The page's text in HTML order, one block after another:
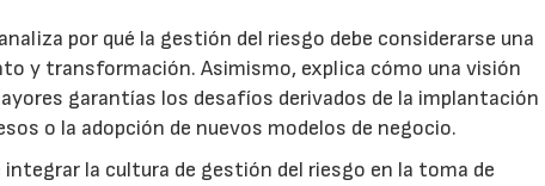
por qué la gestión del riesgo debe considerarse una
y transformación. Asimismo, explica cómo una visión
garantías los desafíos derivados de la implantación
o la adopción de nuevos modelos de negocio.
la cultura de gestión del riesgo en la toma de